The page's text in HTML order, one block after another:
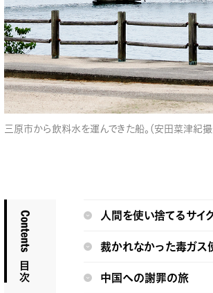
三原市から飲料水を運んできた船。（安田菜津紀撮
人間を使い捨てるサイ
裁かれなかった毒ガス
中国への謝罪の旅